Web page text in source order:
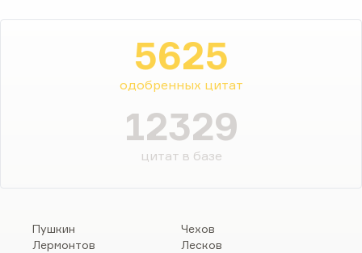
5625
одобренных цитат
12329
цитат в базе
Пушкин
Лермонтов
Чехов
Лесков